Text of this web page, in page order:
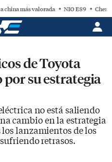
china más valorada NIO ES9 Chery
de Toyota
su estrategia
no está saliendo
cambio en la estrategia
lanzamientos de los
retrasos.